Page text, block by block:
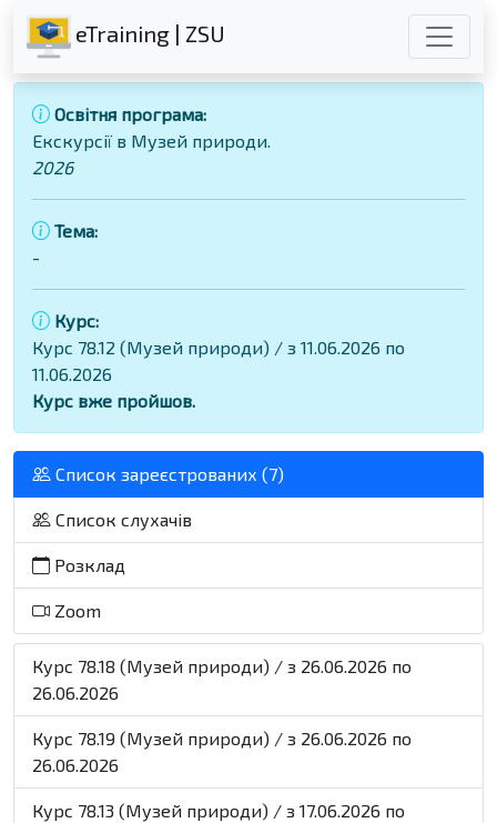
eTraining | ZSU
Освітня програма:
Екскурсії в Музей природи.
2026
Тема:
-
Курс:
Курс 78.12 (Музей природи) / з 11.06.2026 по
11.06.2026
Курс вже пройшов.
Список зареєстрованих (7)
Список слухачів
Розклад
Zoom
Курс 78.18 (Музей природи) / з 26.06.2026 по
26.06.2026
Курс 78.19 (Музей природи) / з 26.06.2026 по
26.06.2026
Курс 78.13 (Музей природи) / з 17.06.2026 по